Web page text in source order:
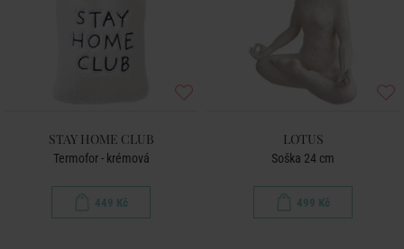
STAY HOME CLUB
Termofor - krémová
449 Kč
LOTUS
Soška 24 cm
499 Kč